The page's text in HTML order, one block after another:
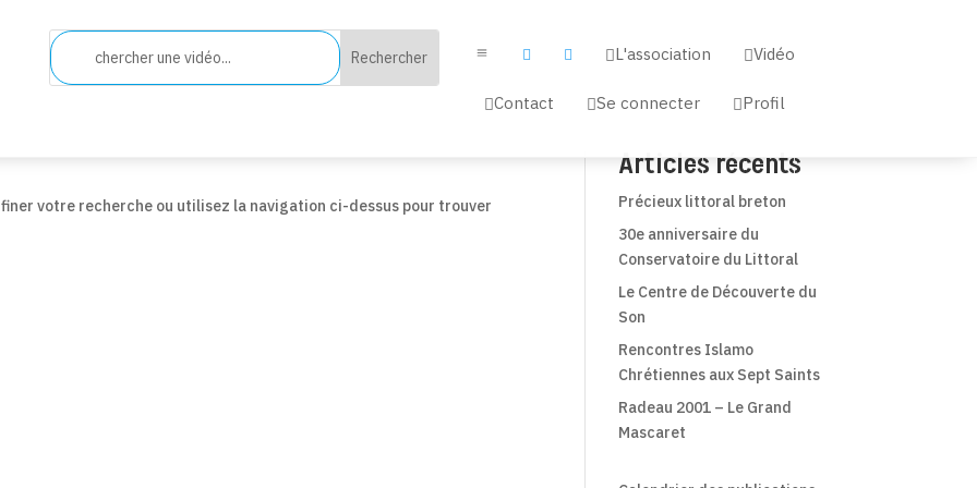
a   L'association Vidéo
Contact Se connecter Profil
votre recherche ou utilisez la navigation ci-dessus pour trouver
Articles récents
Précieux littoral breton
30e anniversaire du
Conservatoire du Littoral
Le Centre de Découverte du
Son
Rencontres Islamo
Chrétiennes aux Sept Saints
Radeau 2001 – Le Grand
Mascaret